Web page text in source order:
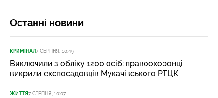
Останні новини
КРИМІНАЛ7 СЕРПНЯ, 10:49
Виключили з обліку 1200 осіб: правоохоронці
викрили експосадовців Мукачівського РТЦК
ЖИТТЯ7 СЕРПНЯ, 10:07